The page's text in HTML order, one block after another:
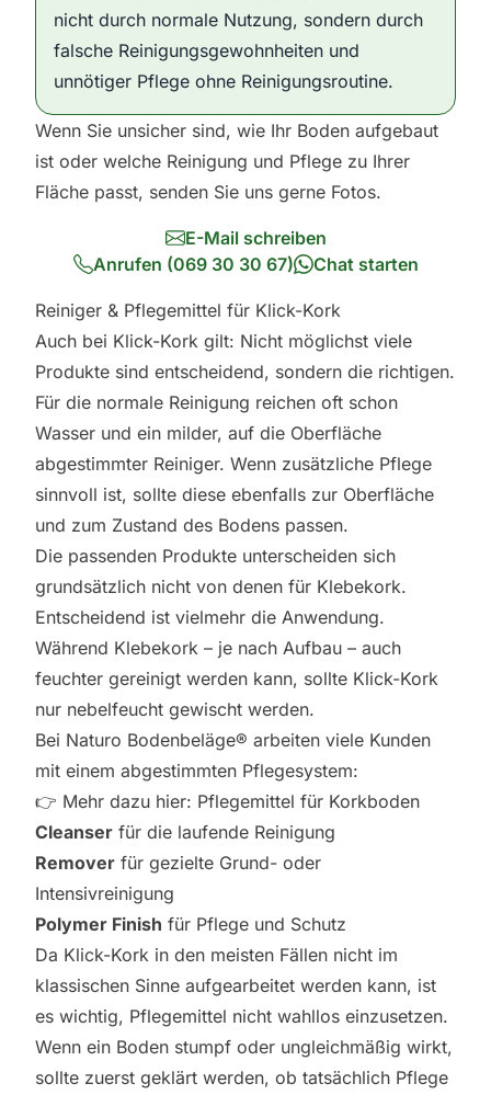
nicht durch normale Nutzung, sondern durch
falsche Reinigungsgewohnheiten und
unnötiger Pflege ohne Reinigungsroutine.
Wenn Sie unsicher sind, wie Ihr Boden aufgebaut
ist oder welche Reinigung und Pflege zu Ihrer
Fläche passt, senden Sie uns gerne Fotos.
E-Mail schreiben
Anrufen (069 30 30 67)
Chat starten
Reiniger & Pflegemittel für Klick-Kork
Auch bei Klick-Kork gilt: Nicht möglichst viele
Produkte sind entscheidend, sondern die richtigen.
Für die normale Reinigung reichen oft schon
Wasser und ein milder, auf die Oberfläche
abgestimmter Reiniger. Wenn zusätzliche Pflege
sinnvoll ist, sollte diese ebenfalls zur Oberfläche
und zum Zustand des Bodens passen.
Die passenden Produkte unterscheiden sich
grundsätzlich nicht von denen für Klebekork.
Entscheidend ist vielmehr die Anwendung.
Während Klebekork – je nach Aufbau – auch
feuchter gereinigt werden kann, sollte Klick-Kork
nur nebelfeucht gewischt werden.
Bei Naturo Bodenbeläge® arbeiten viele Kunden
mit einem abgestimmten Pflegesystem:
👉 Mehr dazu hier: Pflegemittel für Korkboden
Cleanser für die laufende Reinigung
Remover für gezielte Grund- oder
Intensivreinigung
Polymer Finish für Pflege und Schutz
Da Klick-Kork in den meisten Fällen nicht im
klassischen Sinne aufgearbeitet werden kann, ist
es wichtig, Pflegemittel nicht wahllos einzusetzen.
Wenn ein Boden stumpf oder ungleichmäßig wirkt,
sollte zuerst geklärt werden, ob tatsächlich Pflege